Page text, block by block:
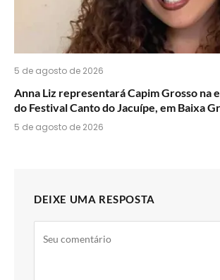
5 de agosto de 2026
Anna Liz representará Capim Grosso na
do Festival Canto do Jacuípe, em Baixa
5 de agosto de 2026
DEIXE UMA RESPOSTA